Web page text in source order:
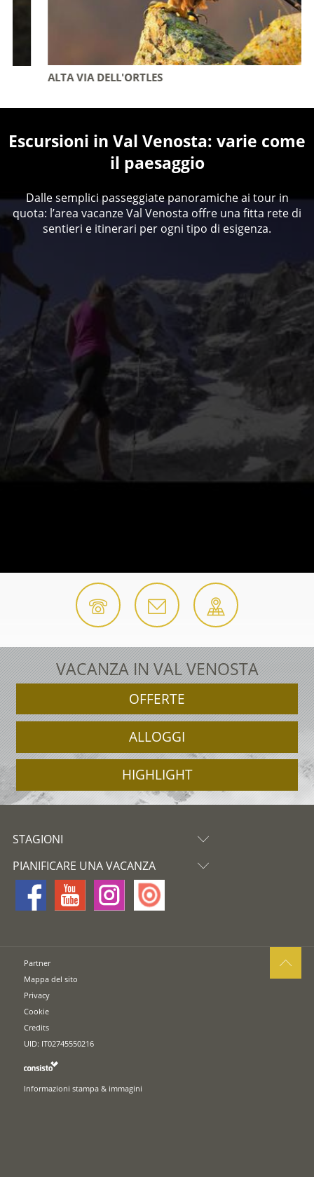
ALTA VIA DELL'ORTLES
Escursioni in Val Venosta: varie come
il paesaggio
Dalle semplici passeggiate panoramiche ai tour in
quota: l’area vacanze Val Venosta offre una fitta rete di
sentieri e itinerari per ogni tipo di esigenza.
VACANZA IN VAL VENOSTA
OFFERTE
ALLOGGI
HIGHLIGHT
STAGIONI
PIANIFICARE UNA VACANZA
Partner
Mappa del sito
Privacy
Cookie
Credits
UID: IT02745550216
Informazioni stampa & immagini